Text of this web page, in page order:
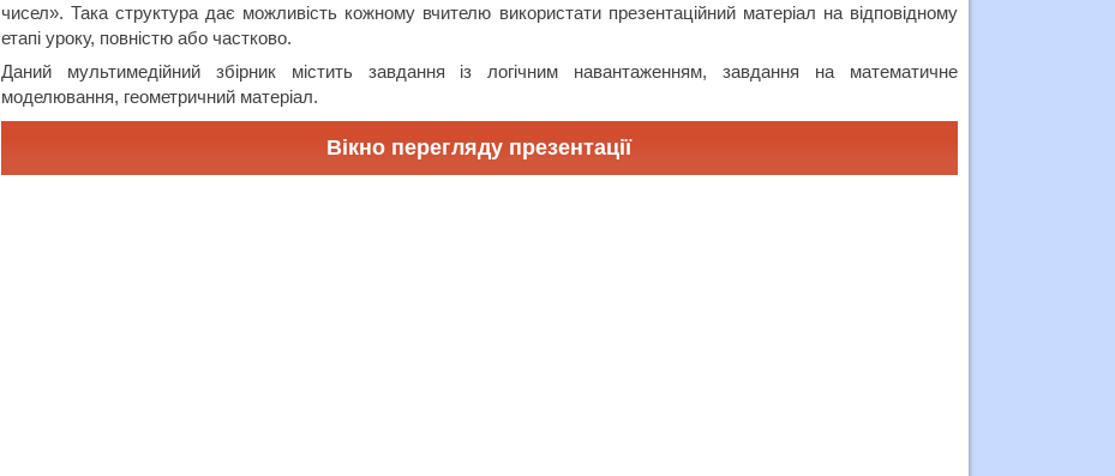
чисел». Така структура дає можливість кожному вчителю використати презентаційний матеріал на відповідному
етапі уроку, повністю або частково.
Даний мультимедійний збірник містить завдання із логічним навантаженням, завдання на математичне
моделювання, геометричний матеріал.
Вікно перегляду презентації